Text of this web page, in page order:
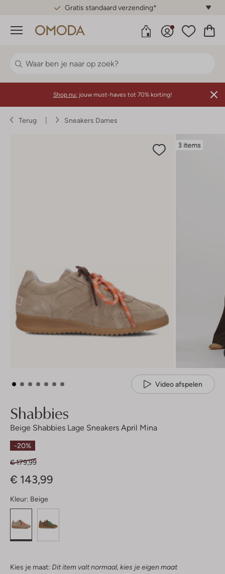
Gratis standaard verzending*
Menu
Shop nu: jouw must-haves tot 70% korting!
Terug Sneakers Dames
3 items
Video afspelen
Shabbies
Beige Shabbies Lage Sneakers April Mina
-20%
€ 179,99
€ 143,99
Kleur: Beige
Kies je maat: Dit item valt normaal, kies je eigen maat